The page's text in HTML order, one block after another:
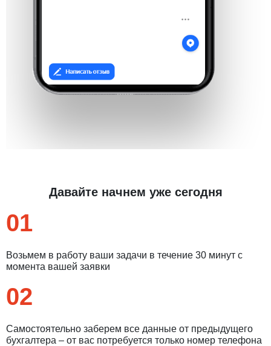
Давайте начнем уже сегодня
01
Возьмем в работу ваши задачи в течение 30 минут с
момента вашей заявки
02
Самостоятельно заберем все данные от предыдущего
бухгалтера – от вас потребуется только номер телефона